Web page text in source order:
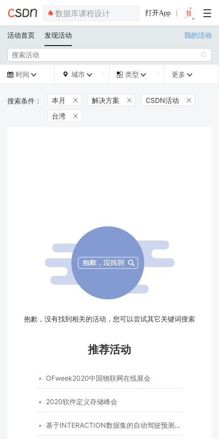
打开App
活动首页 发现活动 我的活动

 时间   城市   类型  更多 
本月  解决方案  CSDN活动 
台湾 
抱歉，没有找到相关的活动，您可以尝试其它关键词搜索
推荐活动
 OFweek2020中国物联网在线展会
 2020软件定义存储峰会
 基于INTERACTION数据集的自动驾驶预测模型挑战赛